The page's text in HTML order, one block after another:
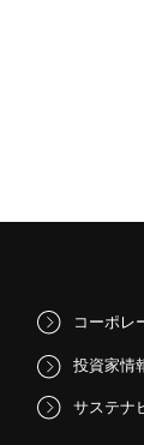
コーポレ
投資家情
サステナ